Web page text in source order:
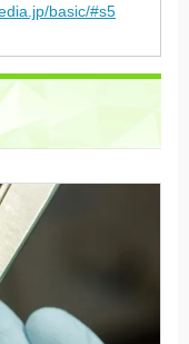
basic/#s5